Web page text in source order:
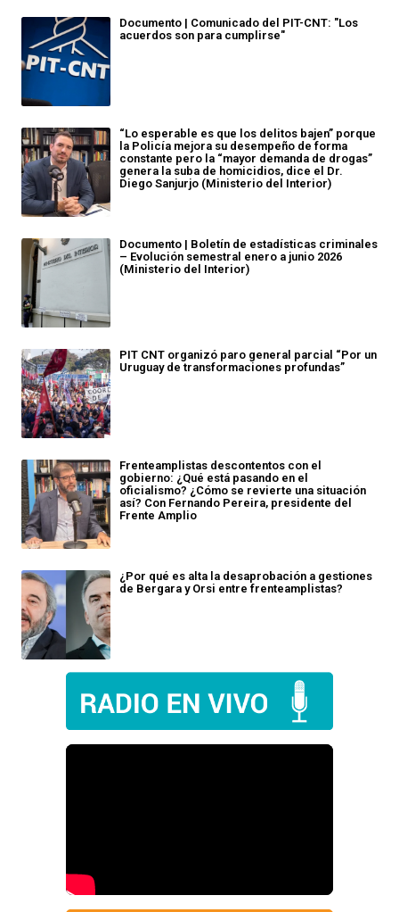
Documento | Comunicado del PIT-CNT: "Los
acuerdos son para cumplirse"
“Lo esperable es que los delitos bajen” porque
la Policía mejora su desempeño de forma
constante pero la “mayor demanda de drogas”
genera la suba de homicidios, dice el Dr.
Diego Sanjurjo (Ministerio del Interior)
Documento | Boletín de estadísticas criminales
– Evolución semestral enero a junio 2026
(Ministerio del Interior)
PIT CNT organizó paro general parcial “Por un
Uruguay de transformaciones profundas”
Frenteamplistas descontentos con el
gobierno: ¿Qué está pasando en el
oficialismo? ¿Cómo se revierte una situación
así? Con Fernando Pereira, presidente del
Frente Amplio
¿Por qué es alta la desaprobación a gestiones
de Bergara y Orsi entre frenteamplistas?